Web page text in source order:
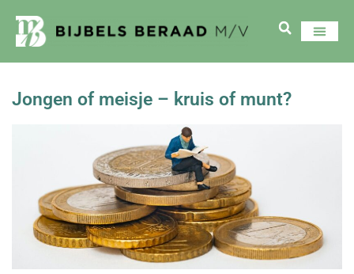
Jongen of meisje – kruis of munt?